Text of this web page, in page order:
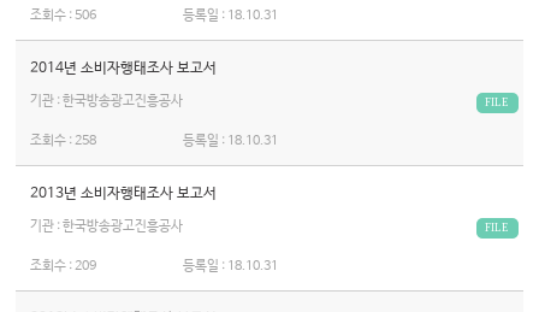
조회수 : 506 등록일 : 18.10.31
2014년 소비자행태조사 보고서
기관 : 한국방송광고진흥공사 FILE
조회수 :258 등록일 : 18.10.31
2013년 소비자행태조사 보고서
기관 : 한국방송광고진흥공사 FILE
조회수 :209 등록일 : 18.10.31